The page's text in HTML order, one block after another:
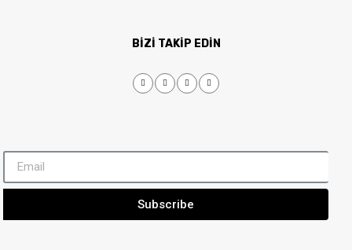
BİZİ TAKİP EDİN
Subscribe